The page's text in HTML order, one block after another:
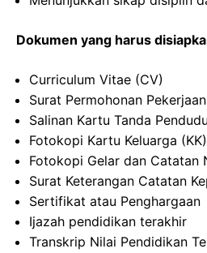
Dokumen yang harus
Curriculum Vitae (CV)
Surat Permohonan Pekerjaan
Salinan Kartu Tanda
Fotokopi Kartu Keluarga (KK)
Fotokopi Gelar dan Catatan
Surat Keterangan Catatan
Sertifikat atau Penghargaan
Ijazah pendidikan terakhir
Transkrip Nilai Pendidikan